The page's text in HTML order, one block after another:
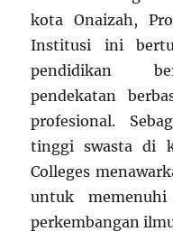
kota Onaizah,
Institusi ini
pendidikan
pendekatan
profesional.
tinggi swasta di
Colleges
untuk
perkembangan